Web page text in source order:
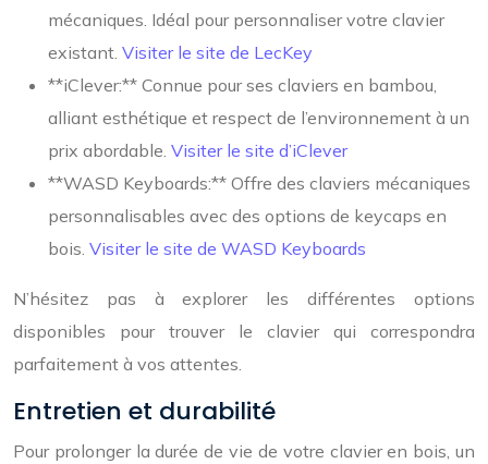
mécaniques. Idéal pour personnaliser votre clavier
existant. Visiter le site de LecKey
**iClever:** Connue pour ses claviers en bambou,
alliant esthétique et respect de l’environnement à un
prix abordable. Visiter le site d’iClever
**WASD Keyboards:** Offre des claviers mécaniques
personnalisables avec des options de keycaps en
bois. Visiter le site de WASD Keyboards
N’hésitez pas à explorer les différentes options
disponibles pour trouver le clavier qui correspondra
parfaitement à vos attentes.
Entretien et durabilité
Pour prolonger la durée de vie de votre clavier en bois, un